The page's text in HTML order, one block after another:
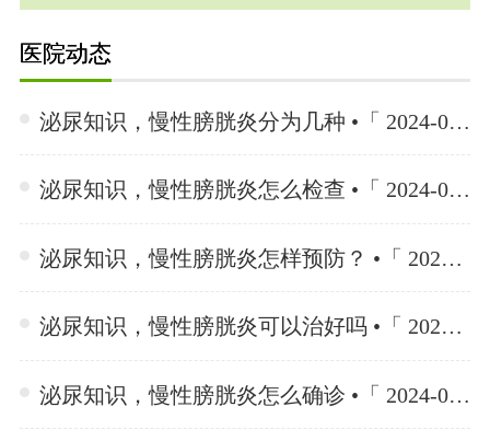
医院动态
泌尿知识，慢性膀胱炎分为几种 •「 2024-06-26 」
泌尿知识，慢性膀胱炎怎么检查 •「 2024-06-26 」
泌尿知识，慢性膀胱炎怎样预防？ •「 2024-06-26 」
泌尿知识，慢性膀胱炎可以治好吗 •「 2024-06-26 」
泌尿知识，慢性膀胱炎怎么确诊 •「 2024-06-26 」